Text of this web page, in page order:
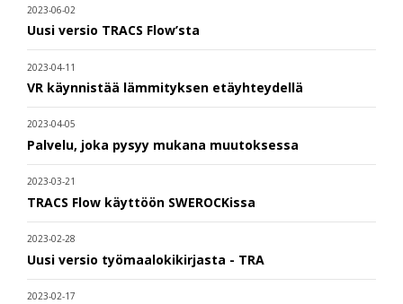
2023-06-02
Uusi versio TRACS Flow’sta
2023-04-11
VR käynnistää lämmityksen etäyhteydellä
2023-04-05
Palvelu, joka pysyy mukana muutoksessa
2023-03-21
TRACS Flow käyttöön SWEROCKissa
2023-02-28
Uusi versio työmaalokikirjasta - TRA
2023-02-17